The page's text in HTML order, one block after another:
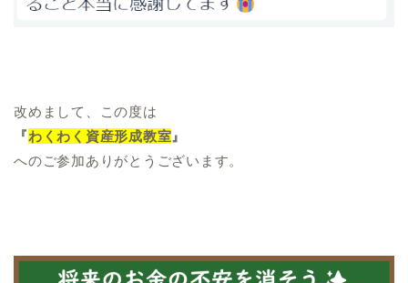
改めまして、この度は
『わくわく資産形成教室 』
へのご参加ありがとうございます。